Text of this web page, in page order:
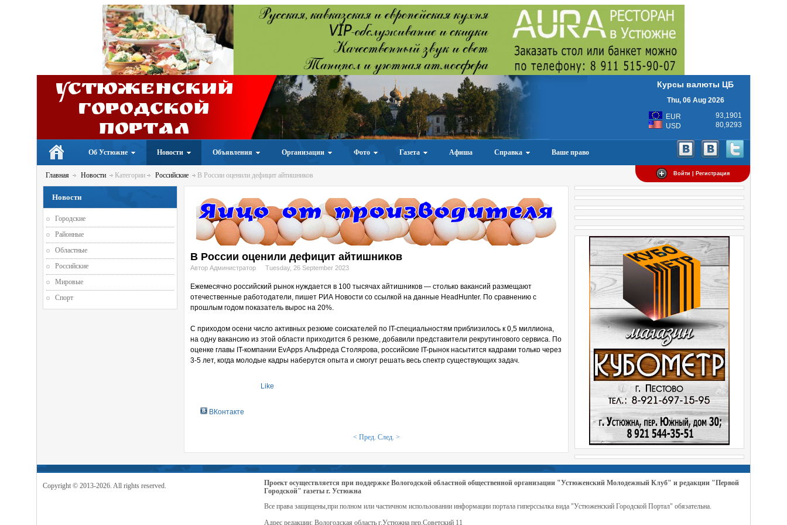
Устюженский
Городской
портал
Курсы валюты ЦБ
Thu, 06 Aug 2026
EUR
93,1901
USD
80,9293
Об Устюжне Новости Объявления Организации Фото Газета Афиша Справка Ваше право
Войти | Регистрация
Главная Новости Категории Российские В России оценили дефицит айтишников
В России оценили дефицит айтишников
Автор Администратор Tuesday, 26 September 2023
Ежемесячно российский рынок нуждается в 100 тысячах айтишников — столько вакансий размещают
отечественные работодатели, пишет РИА Новости со ссылкой на данные HeadHunter. По сравнению с
прошлым годом показатель вырос на 20%.
С приходом осени число активных резюме соискателей по IT-специальностям приблизилось к 0,5 миллиона,
на одну вакансию из этой области приходится 6 резюме, добавили представители рекрутингового сервиса. По
оценке главы IT-компании EvApps Альфреда Столярова, российские IT-рынок насытится кадрами только через
3-5 лет, когда молодые кадры наберутся опыта и смогут решать весь спектр существующих задач.
Like
ВКонтакте
< Пред. След. >
Новости
Городские
Районные
Областные
Российские
Мировые
Спорт
Copyright © 2013-2026. All rights reserved.
Проект осуществляется при поддержке Вологодской областной общественной организации "Устюженский Молодежный Клуб" и редакции "Первой
Городской" газеты г. Устюжна
Все права защищены,при полном или частичном использовании информации портала гиперссылка вида "Устюженский Городской Портал" обязательна.
Адрес редакции: Вологодская область г.Устюжна пер.Советский 11